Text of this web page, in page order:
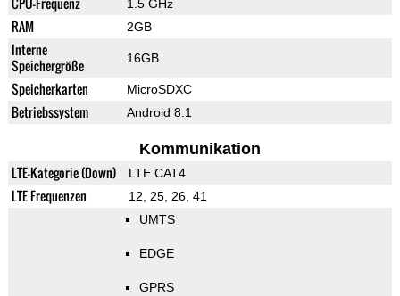
1.5 GHz
RAM 2GB
Interne
Speichergröße
16GB
Speicherkarten MicroSDXC
Betriebssystem Android 8.1
Kommunikation
LTE-Kategorie (Down) LTE CAT4
LTE Frequenzen 12, 25, 26, 41
UMTS
EDGE
GPRS